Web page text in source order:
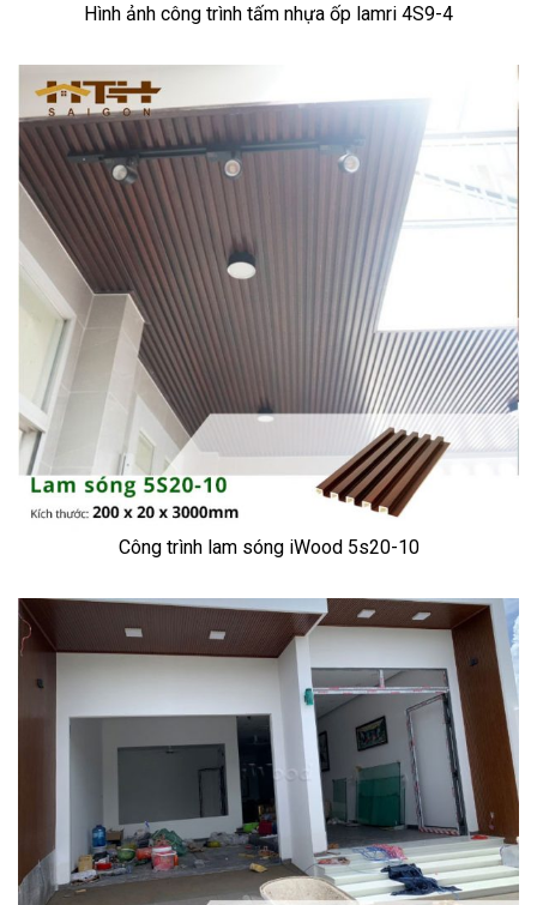
Hình ảnh công trình tấm nhựa ốp lamri 4S9-4
Công trình lam sóng iWood 5s20-10